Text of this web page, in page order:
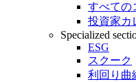
すべての
投資家カ
Specialized
ESG
スクーク
利回り曲